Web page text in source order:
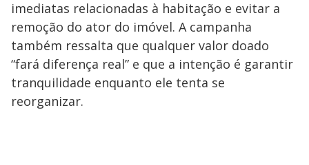
imediatas relacionadas à habitação e evitar a
remoção do ator do imóvel. A campanha
também ressalta que qualquer valor doado
“fará diferença real” e que a intenção é garantir
tranquilidade enquanto ele tenta se
reorganizar.